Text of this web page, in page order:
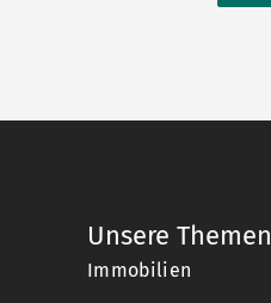
Unsere Themen
Immobilien